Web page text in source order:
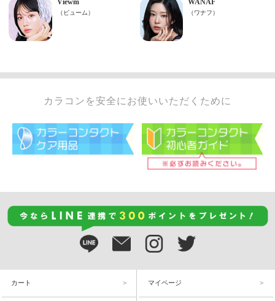
カラコンを安全にお使いいただくために
カート マイページ